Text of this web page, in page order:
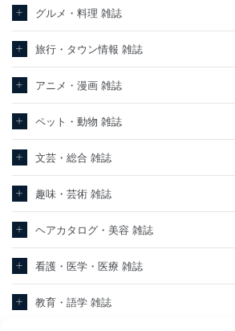
グルメ・料理 雑誌
旅行・タウン情報 雑誌
アニメ・漫画 雑誌
ペット・動物 雑誌
文芸・総合 雑誌
趣味・芸術 雑誌
ヘアカタログ・美容 雑誌
看護・医学・医療 雑誌
教育・語学 雑誌